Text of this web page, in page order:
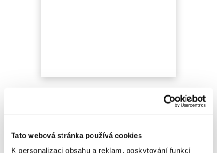
Tato webová stránka používá cookies
K personalizaci obsahu a reklam, poskytování funkcí
50 000 Kč
vyhovující.